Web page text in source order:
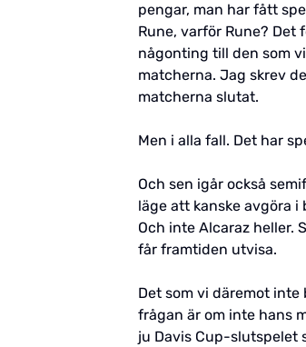
pengar, man har fått
Rune, varför Rune?
någonting till den som
matcherna. Jag skrev
matcherna slutat.
Men i alla fall. Det har
Och sen igår också
läge att kanske avgöra
Och inte Alcaraz heller.
får framtiden utvisa.
Det som vi däremot
frågan är om inte hans
ju Davis Cup-slutspelet